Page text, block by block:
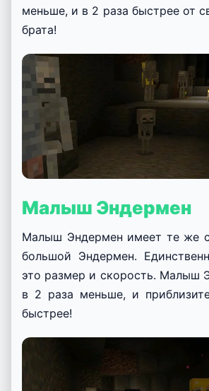
меньше, и в 2 раза быстрее от
брата!
Малыш Эндермен
Малыш Эндермен имеет те же
большой Эндермен.
это размер и скорость. Малыш
в 2 раза меньше, и
быстрее!